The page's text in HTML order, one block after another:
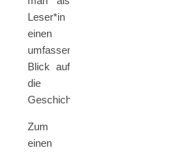
Leser*in
einen
umfassenden
Blick auf
die
Geschichte.
Zum
einen